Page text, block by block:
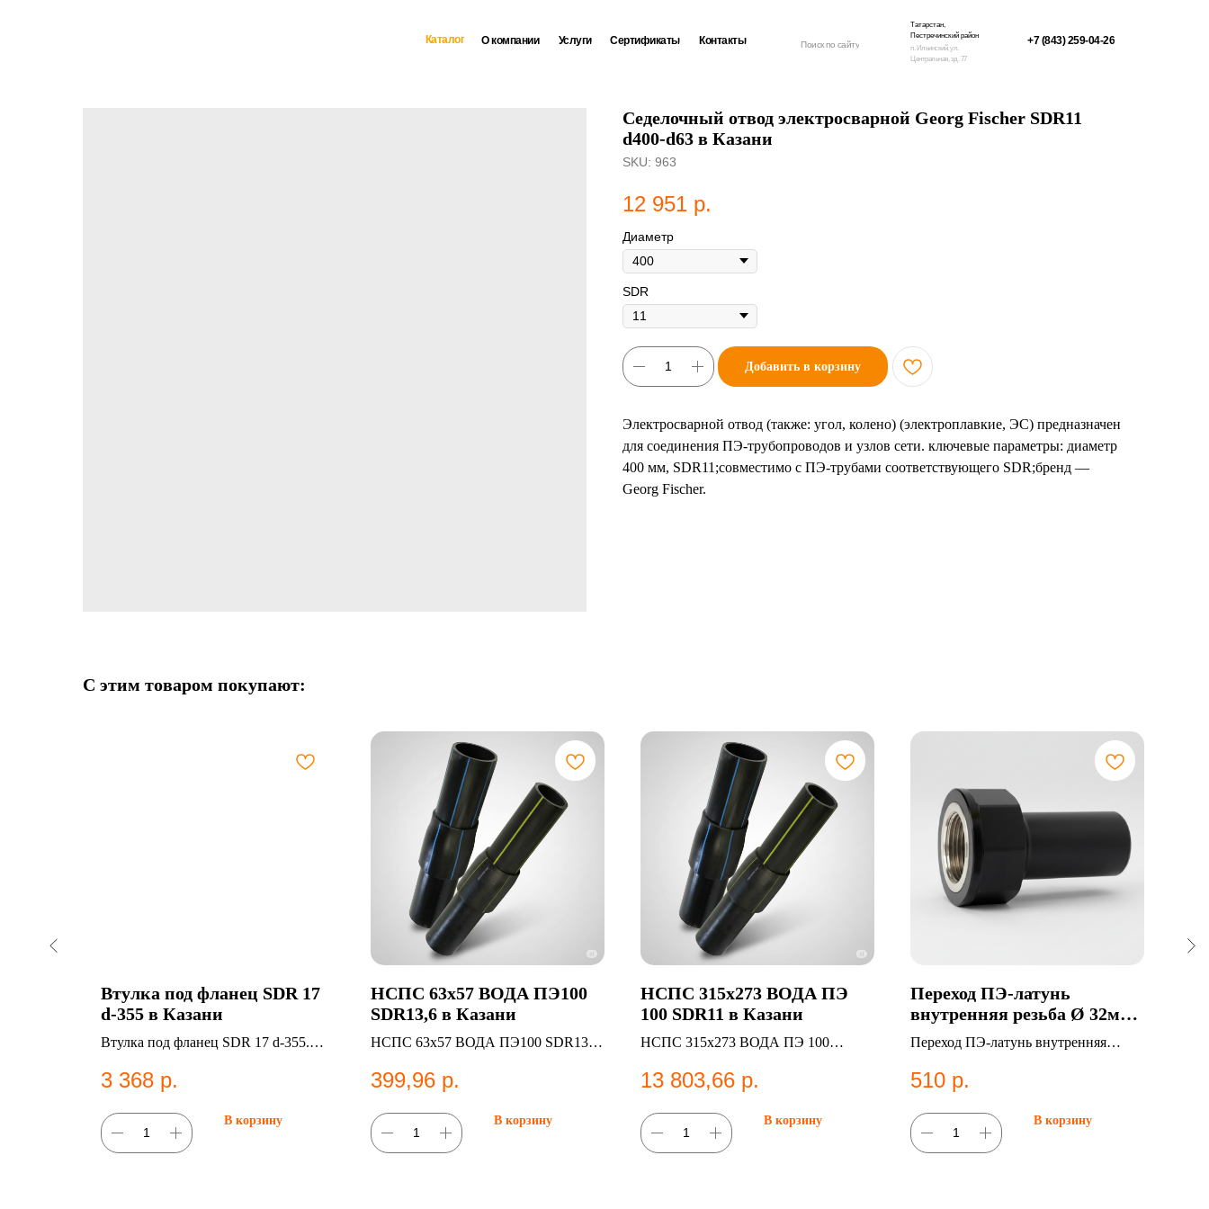
Поиск по сайту
Контакты
Сертификаты
Услуги +7 (843) 259-04-26
О компании
п. Ильинский, ул.
Центральная, зд. 77
Татарстан,
Пестречинский район
Каталог
Седелочный отвод электросварной Georg Fischer SDR11
d400-d63 в Казани
SKU: 963
12 951 р.
Диаметр
SDR
Добавить в корзину
Электросварной отвод (также: угол, колено) (электроплавкие, ЭС) предназначен
для соединения ПЭ-трубопроводов и узлов сети. ключевые параметры: диаметр
400 мм, SDR11;совместимо с ПЭ-трубами соответствующего SDR;бренд —
Georg Fischer.
С этим товаром покупают:
Втулка под фланец SDR 17
d-355 в Казани
Втулка под фланец SDR 17 d-355.
водоснабжения.
3 368 р.
В корзину
НСПС 63х57 ВОДА ПЭ100
SDR13,6 в Казани
НСПС 63х57 ВОДА ПЭ100 SDR13,6
399,96 р.
В корзину
НСПС 315х273 ВОДА ПЭ
100 SDR11 в Казани
НСПС 315х273 ВОДА ПЭ 100
13 803,66 р.
В корзину
Переход ПЭ-латунь
внутренняя резьба Ø 32мм,
ВР-1", SDR 11 в Казани
Переход ПЭ-латунь внутренняя
Категория: Переходы ПЭ-
510 р.
В корзину